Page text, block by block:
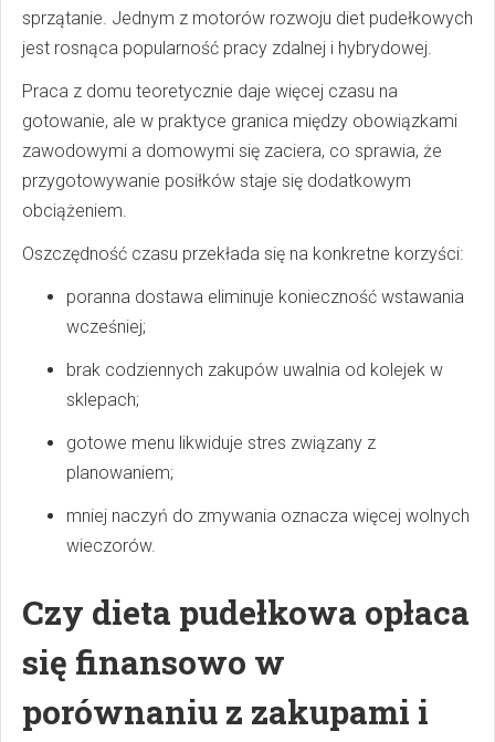
sprzątanie. Jednym z motorów rozwoju diet pudełkowych
jest rosnąca popularność pracy zdalnej i hybrydowej.
Praca z domu teoretycznie daje więcej czasu na
gotowanie, ale w praktyce granica między obowiązkami
zawodowymi a domowymi się zaciera, co sprawia, że
przygotowywanie posiłków staje się dodatkowym
obciążeniem.
Oszczędność czasu przekłada się na konkretne korzyści:
poranna dostawa eliminuje konieczność wstawania
wcześniej;
brak codziennych zakupów uwalnia od kolejek w
sklepach;
gotowe menu likwiduje stres związany z
planowaniem;
mniej naczyń do zmywania oznacza więcej wolnych
wieczorów.
Czy dieta pudełkowa opłaca
się finansowo w
porównaniu z zakupami i